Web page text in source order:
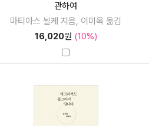
관하여
마티아스 뇔케 지음, 이미옥 옮김
16,020원 (10%)